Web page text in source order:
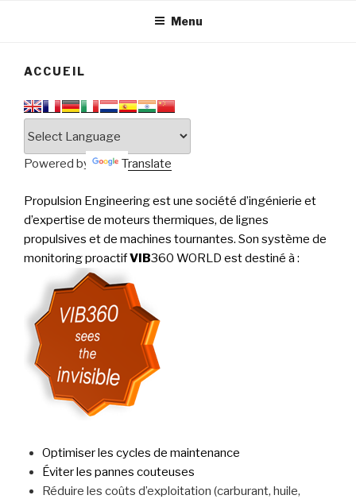
PERFORMANCE
Menu
ACCUEIL
Powered by Translate
Propulsion Engineering est une société d’ingénierie et
d’expertise de moteurs thermiques, de lignes
propulsives et de machines tournantes. Son système de
monitoring proactifVIB360 WORLD est destiné à :
Optimiser les cycles de maintenance
Éviter les pannes couteuses
Réduire les coûts d’exploitation (carburant, huile,